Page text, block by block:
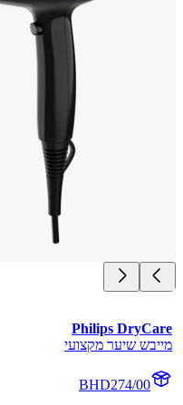
Philips
שיער מקצועי
BHD274/00